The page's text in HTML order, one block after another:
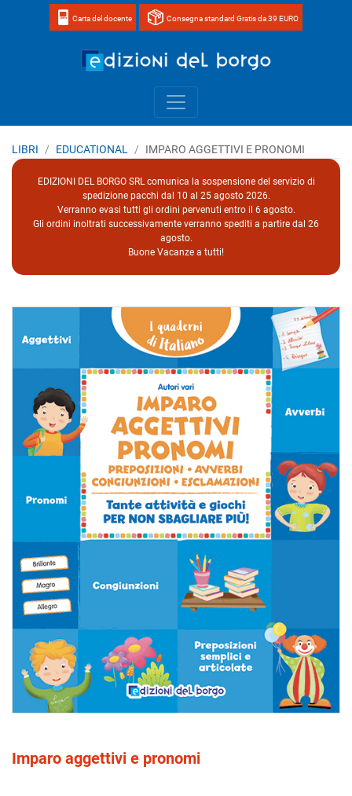
Carta del docente Consegna standard Gratis da 39 EURO
LIBRI EDUCATIONAL IMPARO AGGETTIVI E PRONOMI
EDIZIONI DEL BORGO SRL comunica la sospensione del servizio di
spedizione pacchi dal 10 al 25 agosto 2026.
Verranno evasi tutti gli ordini pervenuti entro il 6 agosto.
Gli ordini inoltrati successivamente verranno spediti a partire dal 26
agosto.
Buone Vacanze a tutti!
Imparo aggettivi e pronomi